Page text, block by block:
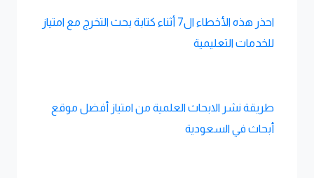
احذر هذه الأخطاء ال7 أثناء كتابة بحث التخرج مع امتياز
للخدمات التعليمية
طريقة نشر الابحاث العلمية من امتياز أفضل موقع
أبحاث في السعودية